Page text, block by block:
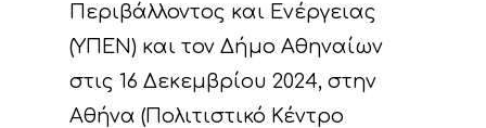
Περιβάλλοντος και Ενέργειας
(ΥΠΕΝ) και τον Δήμο Αθηναίων
στις 16 Δεκεμβρίου 2024, στην
Αθήνα (Πολιτιστικό Κέντρο